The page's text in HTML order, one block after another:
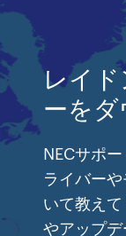
レイ
ーを
NECサポ
ライバー
いて教え
やアップ